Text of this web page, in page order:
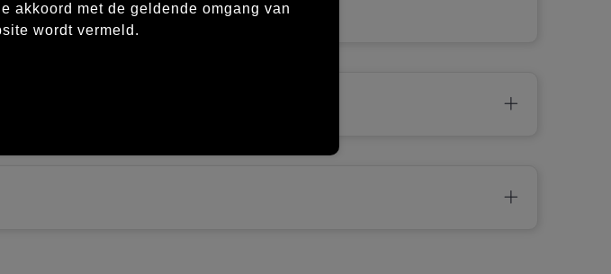
akkoord met de geldende omgang van
wordt vermeld.